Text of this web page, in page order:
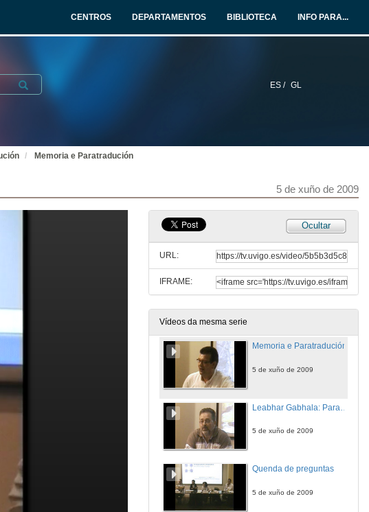
CENTROS DEPARTAMENTOS BIBLIOTECA INFO PARA...
ES / GL
Submit
Memoria e Paratradución
5 de xuño de 2009
Ocultar
URL:
IFRAME:
Vídeos da mesma serie
Quenda de preguntas
5 de xuño de 2009
Quenda de preguntas
Translation, Literature and Geopolitical Alliances
5 de xuño de 2009
Memoria e Paratradución
5 de xuño de 2009
5 de xuño de 2009
Quenda de preguntas
5 de xuño de 2009